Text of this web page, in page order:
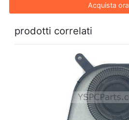
Acquista ora
prodotti correlati